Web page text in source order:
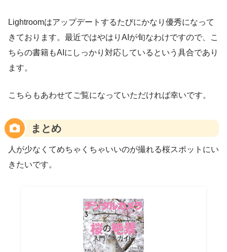
Lightroomはアップデートするたびにかなり優秀になって
きております。最近ではやはりAIが旬なわけですので、こ
ちらの書籍もAIにしっかり対応しているという具合であり
ます。
こちらもあわせてご覧になっていただければ幸いです。
まとめ
人が少なくてめちゃくちゃいいのが撮れる桜スポットにい
きたいです。